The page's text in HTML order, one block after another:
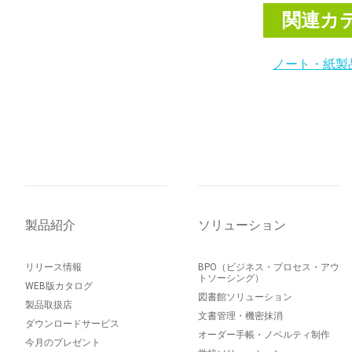
関連カ
ノート・紙製
製品紹介
リリース情報
WEB版カタログ
製品取扱店
ダウンロードサービス
今月のプレゼント
ソリューション
BPO（ビジネス・プロセス・アウ
トソーシング）
図書館ソリューション
文書管理・機密抹消
オーダー手帳・ノベルティ制作